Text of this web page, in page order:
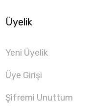
Üyelik
Yeni Üyelik
Üye Girişi
Şifremi Unuttum